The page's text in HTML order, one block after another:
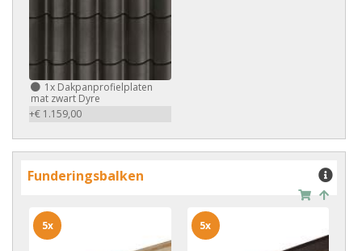
1x Dakpanprofielplaten
mat zwart Dyre
+€ 1.159,00
Funderingsbalken
5x 5x